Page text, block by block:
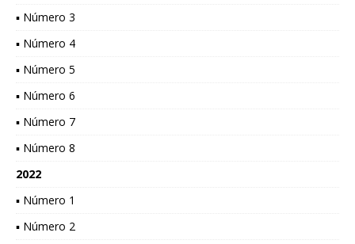
▪ Número 3
▪ Número 4
▪ Número 5
▪ Número 6
▪ Número 7
▪ Número 8
2022
▪ Número 1
▪ Número 2